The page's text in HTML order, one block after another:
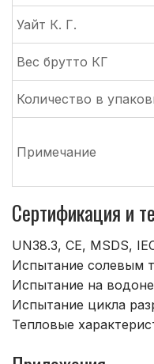
Уайт К. Г.
Вес брутто КГ
Количество в
Примечание
Сертификация и
UN38.3, CE, MSDS,
Испытание солевым
Испытание на
Испытание цикла
Тепловые